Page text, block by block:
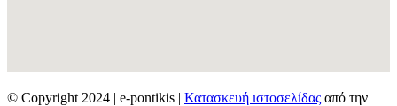
© Copyright 2024 | e-pontikis | Κατασκευή ιστοσελίδας από την